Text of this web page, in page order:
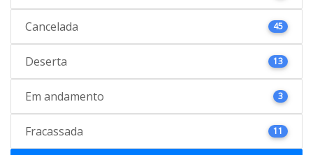
Cancelada 45
Deserta 13
Em andamento 3
Fracassada 11